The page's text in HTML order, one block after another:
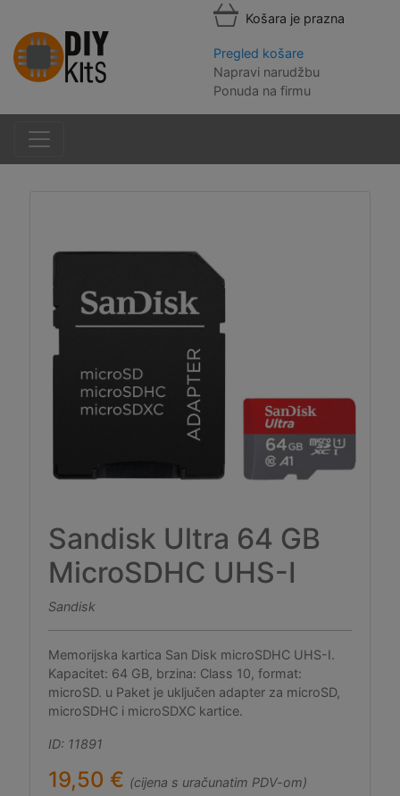
Košara je prazna
Pregled košare
Napravi narudžbu
Ponuda na firmu
Sandisk Ultra 64 GB
MicroSDHC UHS-I
Sandisk
Memorijska kartica San Disk microSDHC UHS-I.
Kapacitet: 64 GB, brzina: Class 10, format:
microSD. u Paket je uključen adapter za microSD,
microSDHC i microSDXC kartice.
ID: 11891
19,50 € (cijena s uračunatim PDV-om)